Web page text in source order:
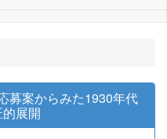
募案からみた1930年代
展開